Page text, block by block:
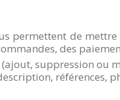
permettent de
des
suppression ou
références,